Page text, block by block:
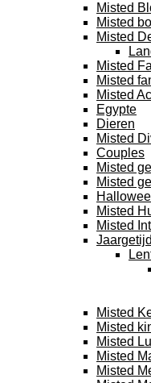
Misted
Misted
Misted
Misted
Misted
Misted
Egypte
Dieren
Misted
Couples
Misted
Misted
Misted
Misted
Misted
Misted
Misted
Misted
Misted